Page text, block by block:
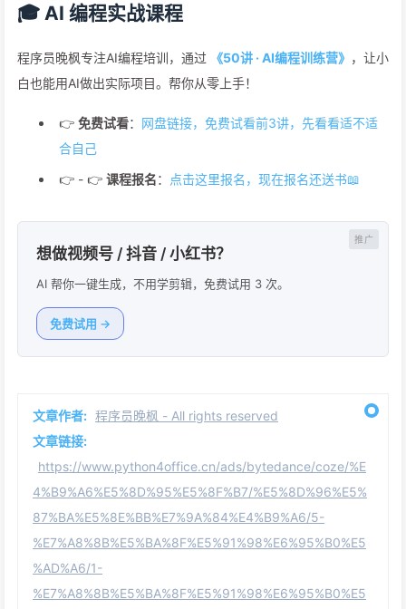
🎓 AI 编程实战课程
程序员晚枫专注AI编程培训，通过 《50讲 · AI编程训练营》 ，让小
白也能用AI做出实际项目。帮你从零上手！
👉 免费试看： 网盘链接，免费试看前3讲，先看看适不适
合自己
👉 - 👉 课程报名： 点击这里报名，现在报名还送书📖
想做视频号 / 抖音 / 小红书？
AI 帮你一键生成，不用学剪辑，免费试用 3 次。
免费试用 →
文章作者: 程序员晚枫 - All rights reserved
文章链接:
https://www.python4office.cn/ads/bytedance/coze/%E
4%B9%A6%E5%8D%95%E5%8F%B7/%E5%8D%96%E5%
87%BA%E5%8E%BB%E7%9A%84%E4%B9%A6/5-
%E7%A8%8B%E5%BA%8F%E5%91%98%E6%95%B0%E5
%AD%A6/1-
%E7%A8%8B%E5%BA%8F%E5%91%98%E6%95%B0%E5